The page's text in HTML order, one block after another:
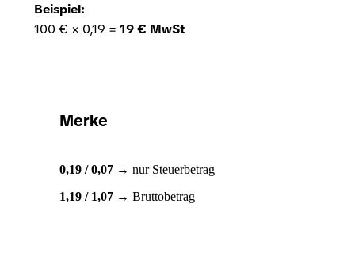
Beispiel:
100 € × 0,19 = 19 € MwSt
Merke
0,19 / 0,07 → nur Steuerbetrag
1,19 / 1,07 → Bruttobetrag